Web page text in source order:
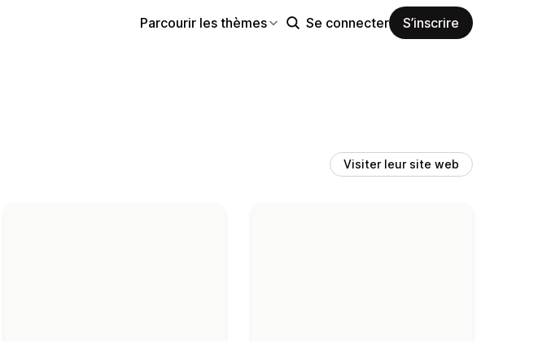
Parcourir les thèmes Se connecter S’inscrire
Visiter leur site web